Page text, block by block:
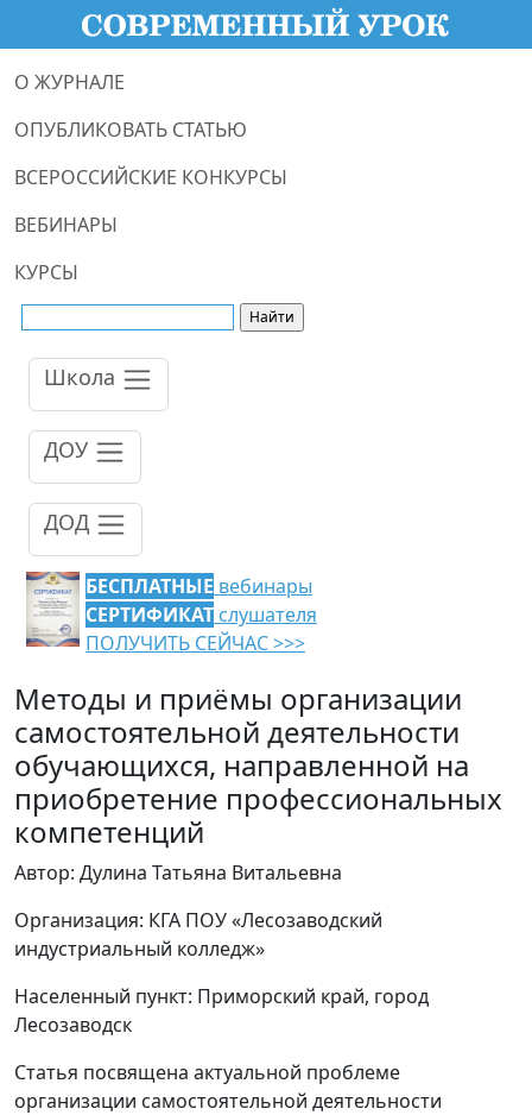
О ЖУРНАЛЕ
ОПУБЛИКОВАТЬ СТАТЬЮ
ВСЕРОССИЙСКИЕ КОНКУРСЫ
ВЕБИНАРЫ
КУРСЫ
Школа
ДОУ
ДОД
БЕСПЛАТНЫЕ вебинары
СЕРТИФИКАТ слушателя
ПОЛУЧИТЬ СЕЙЧАС >>>
Методы и приёмы организации
самостоятельной деятельности
обучающихся, направленной на
приобретение профессиональных
компетенций
Автор: Дулина Татьяна Витальевна
Организация: КГА ПОУ «Лесозаводский
индустриальный колледж»
Населенный пункт: Приморский край, город
Лесозаводск
Статья посвящена актуальной проблеме
организации самостоятельной деятельности